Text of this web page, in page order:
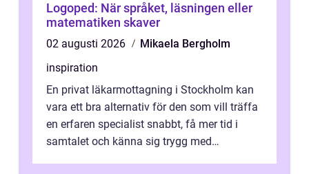
Logoped: När språket, läsningen eller
matematiken skaver
02 augusti 2026
Mikaela Bergholm
inspiration
En privat läkarmottagning i Stockholm kan
vara ett bra alternativ för den som vill träffa
en erfaren specialist snabbt, få mer tid i
samtalet och känna sig trygg med